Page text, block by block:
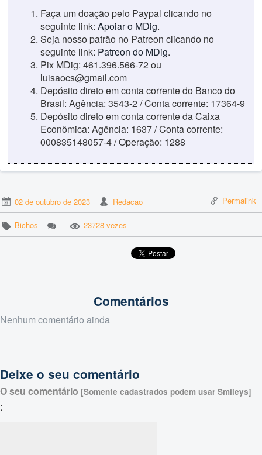
Faça um doação pelo Paypal clicando no
seguinte link: Apoiar o MDig.
Seja nosso patrão no Patreon clicando no
seguinte link: Patreon do MDig.
Pix MDig: 461.396.566-72 ou
luisaocs@gmail.com
Depósito direto em conta corrente do Banco do
Brasil: Agência: 3543-2 / Conta corrente: 17364-9
Depósito direto em conta corrente da Caixa
Econômica: Agência: 1637 / Conta corrente:
000835148057-4 / Operação: 1288
02 de outubro de 2023 Redacao Permalink
Bichos 23728 vezes
Comentários
Nenhum comentário ainda
Deixe o seu comentário
O seu comentário [Somente cadastrados podem usar Smileys]
: